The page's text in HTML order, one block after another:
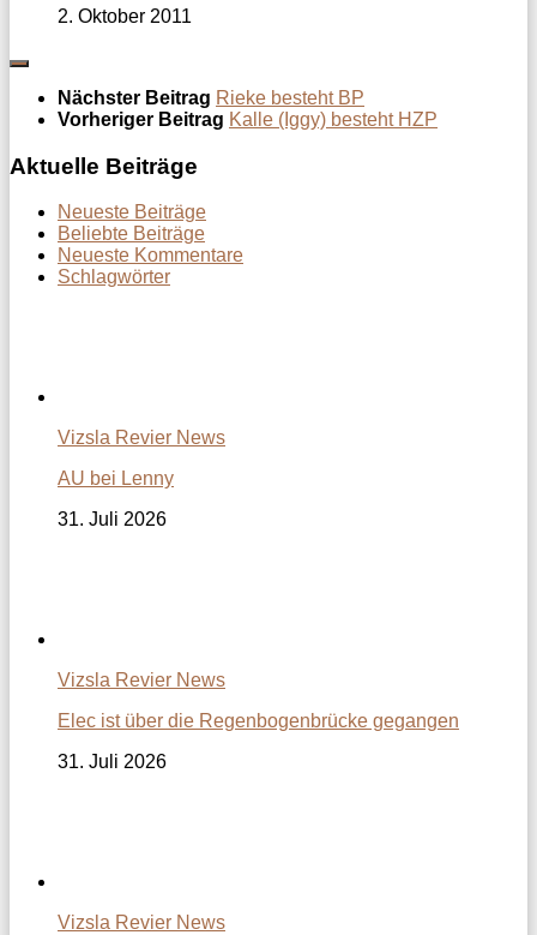
2. Oktober 2011
Nächster Beitrag Rieke besteht BP
Vorheriger Beitrag Kalle (Iggy) besteht HZP
Aktuelle Beiträge
Neueste Beiträge
Beliebte Beiträge
Neueste Kommentare
Schlagwörter
Vizsla Revier News
AU bei Lenny
31. Juli 2026
Vizsla Revier News
Elec ist über die Regenbogenbrücke gegangen
31. Juli 2026
Vizsla Revier News